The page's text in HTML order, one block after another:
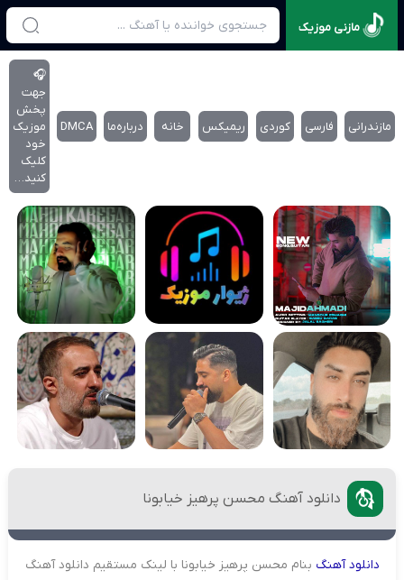
مازنی موزیک
مازندرانی فارسی کوردی ریمیکس خانه درباره‌‌ما DMCA
🎧
جهت
پخش
موزیک
خود
کلیک
کنید…
دانلود آهنگ محسن پرهیز خیابونا
دانلودآهنگ بنام محسن پرهیز خیابونا با لینک مستقیم دانلود آهنگ